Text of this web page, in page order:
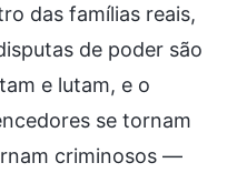
das famílias reais,
de poder são
e lutam, e o
se tornam
criminosos —